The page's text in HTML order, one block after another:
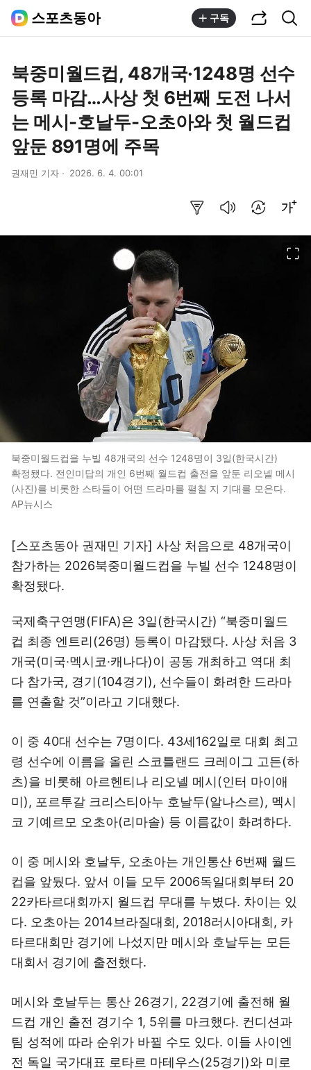
스포츠동아 구독
북중미월드컵, 48개국·1248명 선수
등록 마감…사상 첫 6번째 도전 나서
는 메시-호날두-오초아와 첫 월드컵
앞둔 891명에 주목
권재민 기자 2026. 6. 4. 00:01
북중미월드컵을 누빌 48개국의 선수 1248명이 3일(한국시간)
확정됐다. 전인미답의 개인 6번째 월드컵 출전을 앞둔 리오넬 메시
(사진)를 비롯한 스타들이 어떤 드라마를 펼칠 지 기대를 모은다.
AP뉴시스
[스포츠동아 권재민 기자] 사상 처음으로 48개국이
참가하는 2026북중미월드컵을 누빌 선수 1248명이
확정됐다.
국제축구연맹(FIFA)은 3일(한국시간) “북중미월드
컵 최종 엔트리(26명) 등록이 마감됐다. 사상 처음 3
개국(미국·멕시코·캐나다)이 공동 개최하고 역대 최
다 참가국, 경기(104경기), 선수들이 화려한 드라마
를 연출할 것”이라고 기대했다.
이 중 40대 선수는 7명이다. 43세162일로 대회 최고
령 선수에 이름을 올린 스코틀랜드 크레이그 고든(하
츠)을 비롯해 아르헨티나 리오넬 메시(인터 마이애
미), 포르투갈 크리스티아누 호날두(알나스르), 멕시
코 기예르모 오초아(리마솔) 등 이름값이 화려하다.
이 중 메시와 호날두, 오초아는 개인통산 6번째 월드
컵을 앞뒀다. 앞서 이들 모두 2006독일대회부터 20
22카타르대회까지 월드컵 무대를 누볐다. 차이는 있
다. 오초아는 2014브라질대회, 2018러시아대회, 카
타르대회만 경기에 나섰지만 메시와 호날두는 모든
대회서 경기에 출전했다.
메시와 호날두는 통산 26경기, 22경기에 출전해 월
드컵 개인 출전 경기수 1, 5위를 마크했다. 컨디션과
팀 성적에 따라 순위가 바뀔 수도 있다. 이들 사이엔
전 독일 국가대표 로타르 마테우스(25경기)와 미로